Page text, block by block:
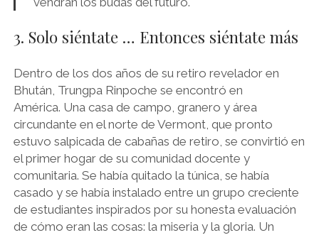
3. Solo siéntate … Entonces siéntate más
Dentro de los dos años de su retiro revelador en
Bhután, Trungpa Rinpoche se encontró en
América. Una casa de campo, granero y área
circundante en el norte de Vermont, que pronto
estuvo salpicada de cabañas de retiro, se convirtió en
el primer hogar de su comunidad docente y
comunitaria. Se había quitado la túnica, se había
casado y se había instalado entre un grupo creciente
de estudiantes inspirados por su honesta evaluación
de cómo eran las cosas: la miseria y la gloria. Un